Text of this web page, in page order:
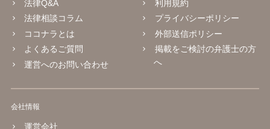
法律Q&A
法律相談コラム
ココナラとは
よくあるご質問
運営へのお問い合わせ
利用規約
プライバシーポリシー
外部送信ポリシー
掲載をご検討の弁護士の方
へ
会社情報
運営会社